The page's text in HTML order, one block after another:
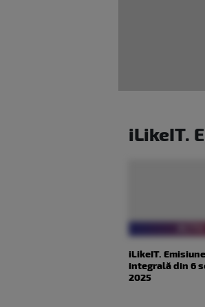
iLikeIT.
iLikeIT.
integrală din 6
2025